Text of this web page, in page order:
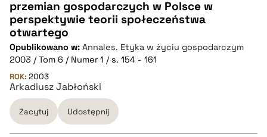
CZYSTY TEKST
pobierz cytat
BIBTEX
pobierz cytat
przemian gospodarczych w Polsce w
perspektywie teorii społeczeństwa
otwartego
Opublikowano w: Annales. Etyka w życiu gospodarczym
2003 / Tom 6 / Numer 1 / s. 154 - 161
ROK: 2003
Arkadiusz Jabłoński
Zacytuj Udostępnij